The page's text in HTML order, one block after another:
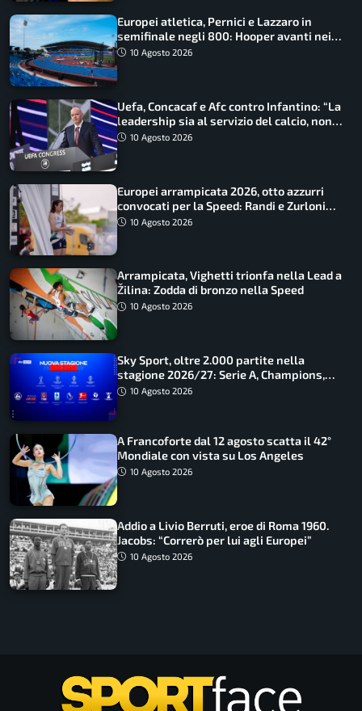
Europei atletica, Pernici e Lazzaro in
semifinale negli 800: Hooper avanti nei
100, fuori Tecuceanu
10 Agosto 2026
Uefa, Concacaf e Afc contro Infantino: “La
leadership sia al servizio del calcio, non
cerchi di dominarlo”
10 Agosto 2026
Europei arrampicata 2026, otto azzurri
convocati per la Speed: Randi e Zurloni
guidano l’Italia
10 Agosto 2026
Arrampicata, Vighetti trionfa nella Lead a
Žilina: Zodda di bronzo nella Speed
10 Agosto 2026
Sky Sport, oltre 2.000 partite nella
stagione 2026/27: Serie A, Champions,
Premier e tutte le novità
10 Agosto 2026
A Francoforte dal 12 agosto scatta il 42°
Mondiale con vista su Los Angeles
10 Agosto 2026
Addio a Livio Berruti, eroe di Roma 1960.
Jacobs: “Correrò per lui agli Europei”
10 Agosto 2026